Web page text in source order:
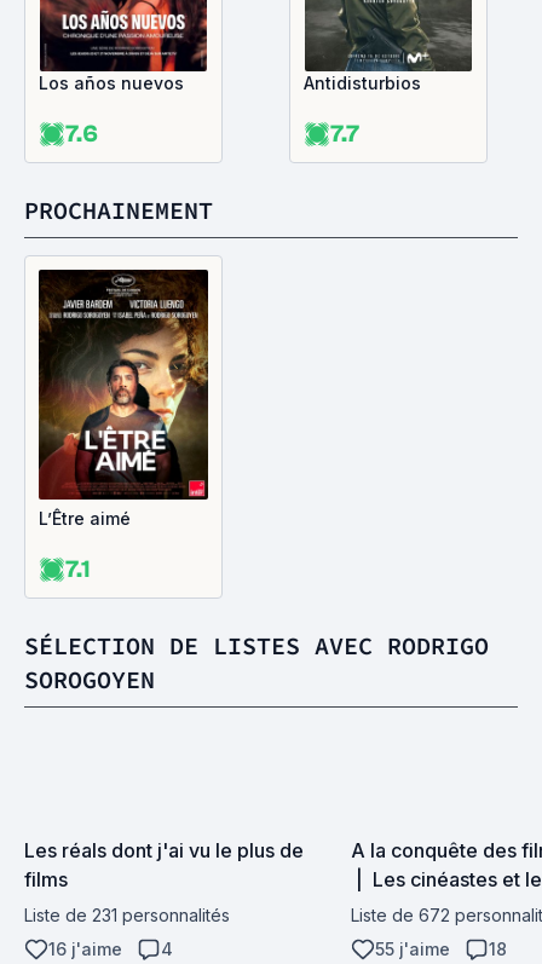
Los años nuevos
7.6
Antidisturbios
7.7
PROCHAINEMENT
L’Être aimé
7.1
SÉLECTION DE LISTES AVEC RODRIGO
SOROGOYEN
Les réals dont j'ai vu le plus de
films
Liste de 231 personnalités
16 j'aime
4
A la conquête des
|  Les cinéastes et
filmographie
Liste de 672
55 j'aime
18